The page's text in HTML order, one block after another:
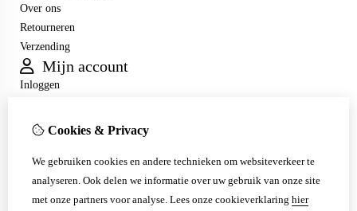
Over ons
Retourneren
Verzending
Mijn account
Inloggen
Verlanglijst
Klantenservice
Contact
Sitemap
Cookies & Privacy
We gebruiken cookies en andere technieken om websiteverkeer te
analyseren. Ook delen we informatie over uw gebruik van onze site
met onze partners voor analyse. Lees onze cookieverklaring hier